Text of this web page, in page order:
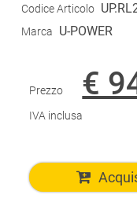
Codice Articolo
Marca U-POWER
Prezzo €
IVA inclusa